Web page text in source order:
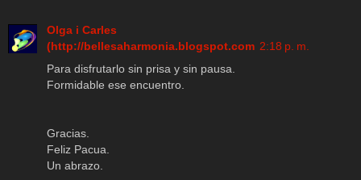
Olga i Carles
(http://bellesaharmonia.blogspot.com 2:18 p. m.
Para disfrutarlo sin prisa y sin pausa.
Formidable ese encuentro.
Gracias.
Feliz Pacua.
Un abrazo.